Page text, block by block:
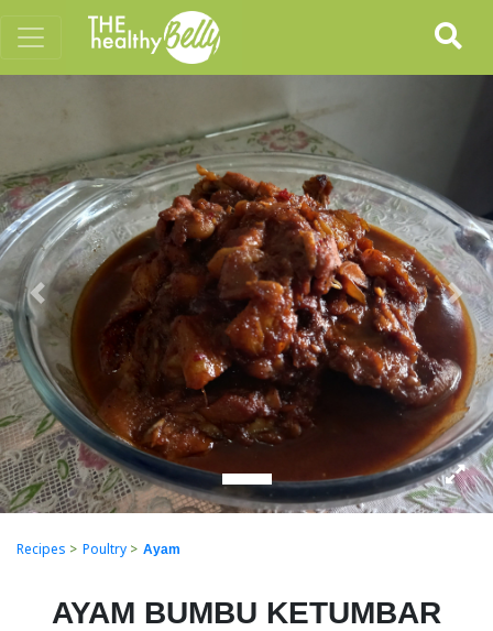
Previous Next
Recipes > Poultry > Ayam
AYAM BUMBU KETUMBAR